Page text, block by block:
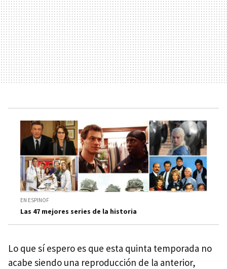
EN ESPINOF
Las 47 mejores series de la historia
Lo que sí espero es que esta quinta temporada no
acabe siendo una reproducción de la anterior,